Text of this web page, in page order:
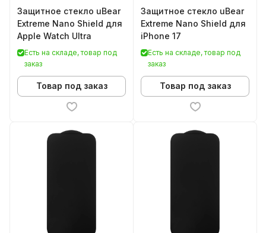
Защитное стекло uBear
Extreme Nano Shield для
Apple Watch Ultra
Есть на складе, товар под
заказ
Товар под заказ
Защитное стекло uBear
Extreme Nano Shield для
iPhone 17
Есть на складе, товар под
заказ
Товар под заказ